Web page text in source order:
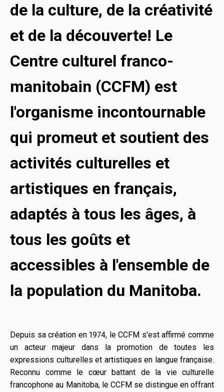
de la culture, de la créativité
et de la découverte! Le
Centre culturel franco-
manitobain (CCFM) est
l'organisme incontournable
qui promeut et soutient des
activités culturelles et
artistiques en français,
adaptés à tous les âges, à
tous les goûts et
accessibles à l'ensemble de
la population du Manitoba.
Depuis sa création en 1974, le CCFM s'est affirmé comme
un acteur majeur dans la promotion de toutes les
expressions culturelles et artistiques en langue française.
Reconnu comme le cœur battant de la vie culturelle
francophone au Manitoba, le CCFM se distingue en offrant